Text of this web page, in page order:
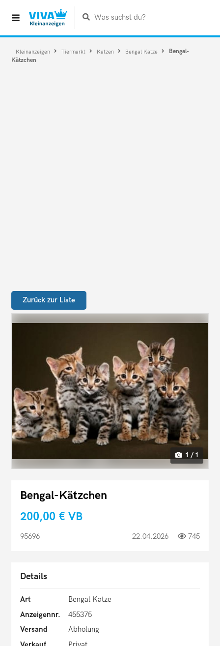
Was suchst du?
Kleinanzeigen Tiermarkt Katzen Bengal Katze
Bengal-
Kätzchen
Zurück zur Liste
1 / 1
Bengal-Kätzchen
200,00 € VB
95696 22.04.2026 745
Details
Art
Bengal Katze
Anzeigennr.
455375
Versand
Abholung